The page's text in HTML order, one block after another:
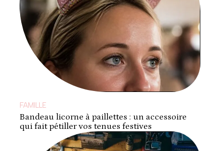
FAMILLE
Bandeau licorne à paillettes : un accessoire
qui fait pétiller vos tenues festives